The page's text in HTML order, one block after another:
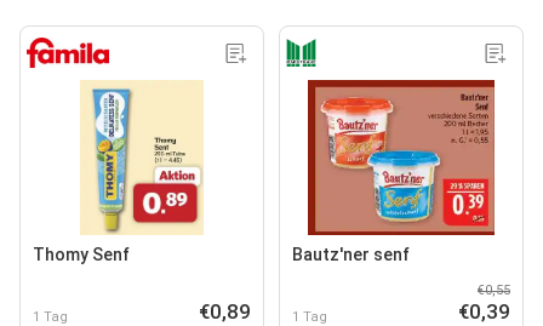
Thomy Senf
1 Tag €0,89
Bautz'ner senf
1 Tag
€0,55
€0,39